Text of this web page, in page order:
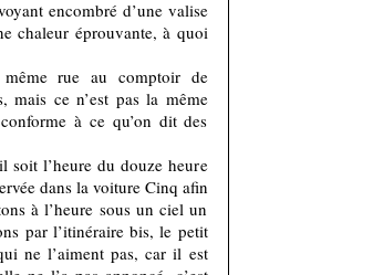
encombré d’une valise
chaleur éprouvante, à quoi
rue au comptoir de
mais ce n’est pas la même
à ce qu’on dit des
soit l’heure du douze heure
dans la voiture Cinq afin
à l’heure sous un ciel un
par l’itinéraire bis, le petit
ne l’aiment pas, car il est